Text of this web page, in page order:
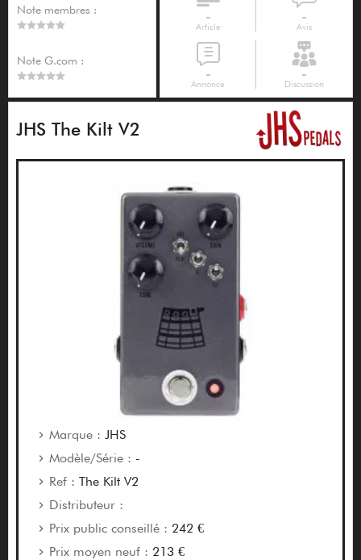
Note membres :
Note G.com :
-
Article
-
Avis
-
Annonce
-
Discussion
JHS The Kilt V2
Marque : JHS
Modèle/Série : -
Ref : The Kilt V2
Distributeur :
Prix public conseillé : 242 €
Prix moyen neuf : 213 €